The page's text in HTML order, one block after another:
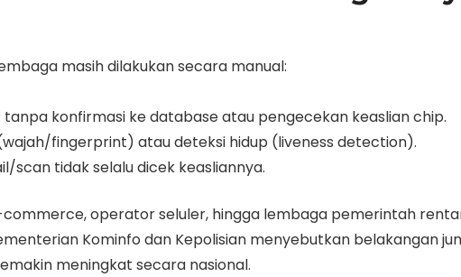
masih dilakukan secara manual:
konfirmasi ke database atau pengecekan keaslian chip.
fingerprint) atau deteksi hidup (liveness detection).
scan tidak selalu dicek keasliannya.
operator seluler, hingga lembaga pemerintah
Kominfo dan Kepolisian menyebutkan belakangan
meningkat secara nasional.